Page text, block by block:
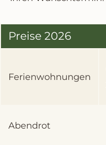
Preise 2026
Ferienwohnungen
Abendrot